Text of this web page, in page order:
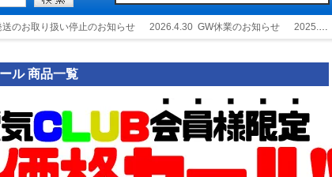
のお取り扱い停止のお知らせ 2026.4.30 GW休業のお知らせ 2025.12.24
ル 商品一覧